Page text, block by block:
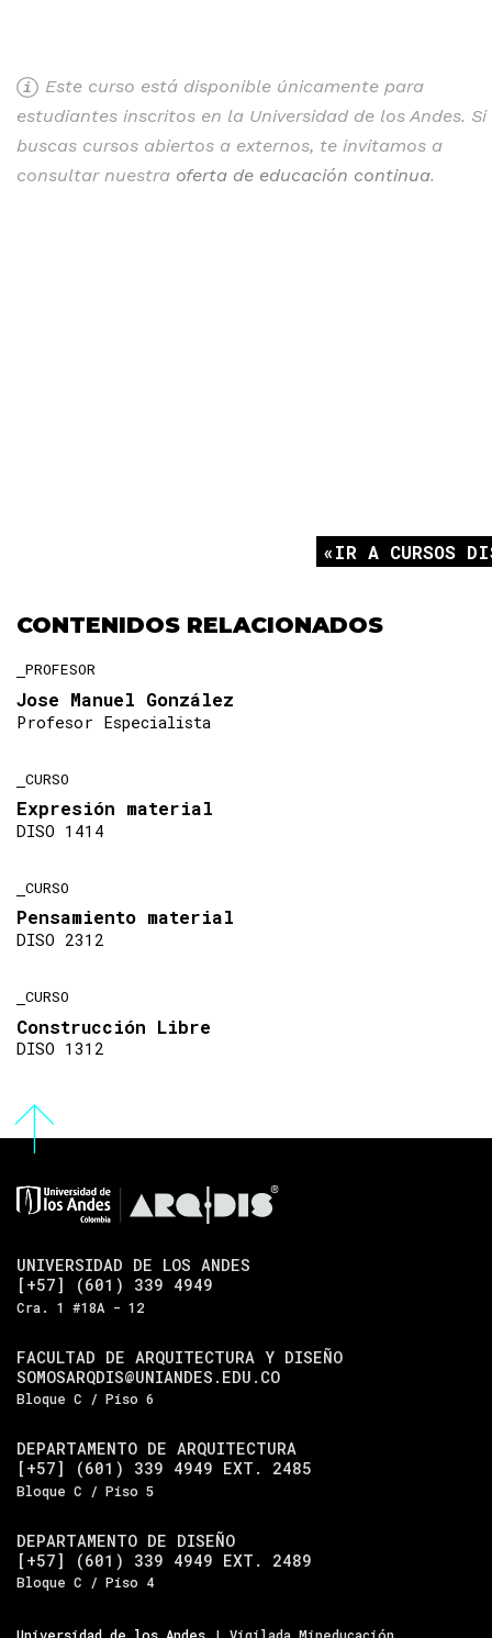
Este curso está disponible únicamente para
estudiantes inscritos en la Universidad de los Andes. Si
buscas cursos abiertos a externos, te invitamos a
consultar nuestra oferta de educación continua.
IR A CURSOS
CONTENIDOS RELACIONADOS
PROFESOR
Jose Manuel González
Profesor Especialista
CURSO
Expresión material
DISO 1414
CURSO
Pensamiento material
DISO 2312
CURSO
Construcción Libre
DISO 1312
UNIVERSIDAD DE LOS ANDES
[+57] (601) 339 4949
Cra. 1 #18A - 12
FACULTAD DE ARQUITECTURA Y DISEÑO
SOMOSARQDIS@UNIANDES.EDU.CO
Bloque C / Piso 6
DEPARTAMENTO DE ARQUITECTURA
[+57] (601) 339 4949 EXT. 2485
Bloque C / Piso 5
DEPARTAMENTO DE DISEÑO
[+57] (601) 339 4949 EXT. 2489
Bloque C / Piso 4
Universidad de los Andes | Vigilada Mineducación.